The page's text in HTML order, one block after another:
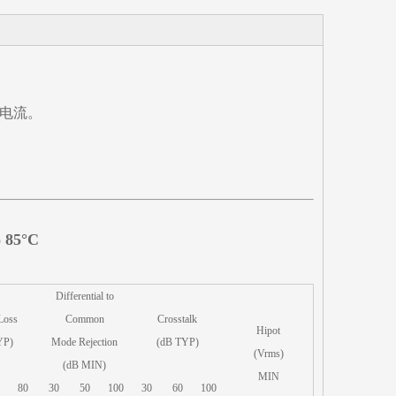
流。
Differential to
Common
Mode Rejection
(dB MIN)
Crosstalk
(dB TYP)
Hipot
(Vrms)
MIN
80
30
50
100
30
60
100